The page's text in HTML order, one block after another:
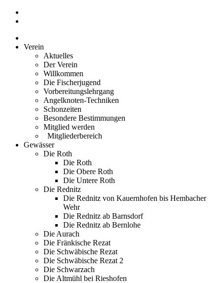
Zum
Inhalt
Verein
Aktuelles
Der Verein
Willkommen
Die Fischerjugend
Vorbereitungslehrgang
Angelknoten-Techniken
Schonzeiten
Besondere Bestimmungen
Mitglied werden
Mitgliederbereich
Gewässer
Die Roth
Die Roth
Die Obere Roth
Die Untere Roth
Die Rednitz
Die Rednitz von Kauernhofen bis Hembacher
Wehr
Die Rednitz ab Barnsdorf
Die Rednitz ab Bernlohe
Die Aurach
Die Fränkische Rezat
Die Schwäbische Rezat
Die Schwäbische Rezat 2
Die Schwarzach
Die Altmühl bei Rieshofen